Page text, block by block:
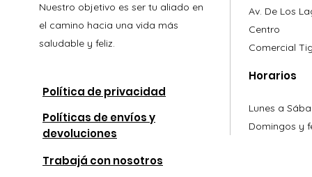
Nuestro objetivo es ser tu aliado en
el camino hacia una vida más
saludable y feliz.
Política de privacidad
Políticas de envíos y
devoluciones
Trabajá con nosotros
Av. De Los
Centro
Comercial
Horarios
Lunes a
Domingos y